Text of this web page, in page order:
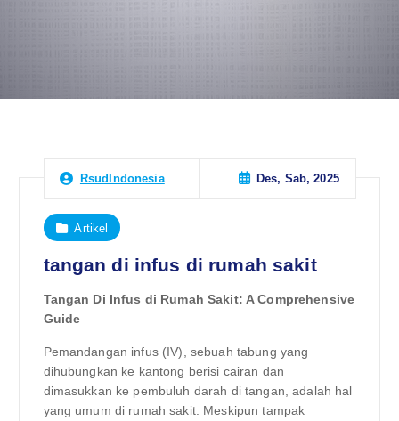
RsudIndonesia Des, Sab, 2025
Artikel
tangan di infus di rumah sakit
Tangan Di Infus di Rumah Sakit: A Comprehensive
Guide
Pemandangan infus (IV), sebuah tabung yang
dihubungkan ke kantong berisi cairan dan
dimasukkan ke pembuluh darah di tangan, adalah hal
yang umum di rumah sakit. Meskipun tampak